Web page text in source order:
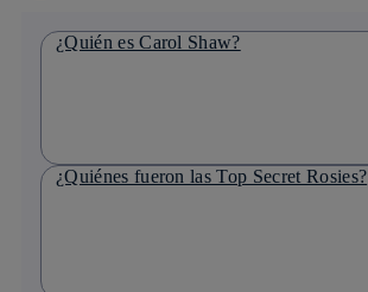
¿Quién es Carol Shaw?
¿Quiénes fueron las Top Secret Rosies?